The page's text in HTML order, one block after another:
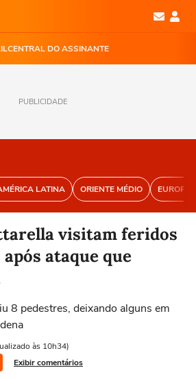
CENTRAL DO ASSINANTE
PUBLICIDADE
LATINA ORIENTE MÉDIO EUROPA
visitam feridos
ataque que
8 pedestres, deixando alguns em
às 10h34)
Exibir comentários